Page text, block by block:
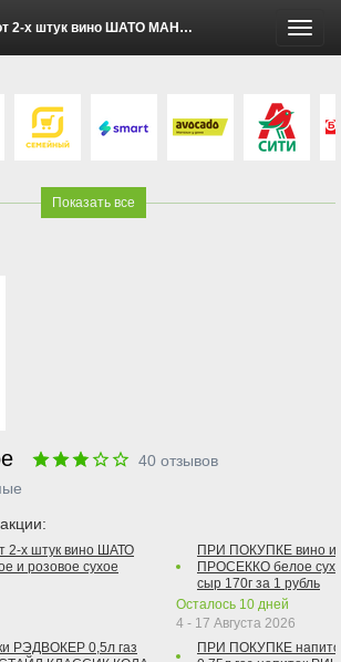
МАНАВИ в ассортименте 0.75л (27 Мая - 8 Июня 2026)
Показать все
40 отзывов
2-х штук вино ШАТО
и розовое сухое
РЭДВОКЕР 0,5л газ
ПРИ ПОКУПКЕ вино
ПРОСЕККО белое
сыр 170г за 1 рубль
Осталось 10 дней
4 - 17 Августа 2026
ПРИ ПОКУПКЕ